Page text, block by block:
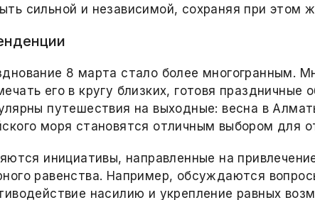
сильной и независимой, сохраняя при этом
8 марта стало более многогранным.
его в кругу близких, готовя праздничные
путешествия на выходные: весна в
моря становятся отличным выбором для
инициативы, направленные на
равенства. Например, обсуждаются
насилию и укрепление равных